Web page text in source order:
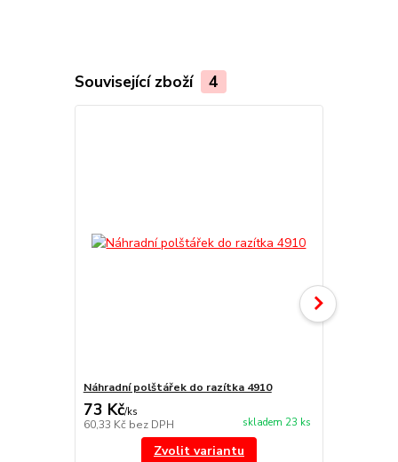
Související zboží 4
Náhradní polštářek do razítka 4910
73 Kč/ks
60,33 Kč bez DPH skladem 23 ks
Zvolit variantu